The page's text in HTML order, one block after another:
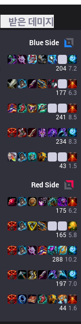
받은 데미지
BlueSide
204 7.2
177 6.3
241 8.5
234 8.3
43 1.5
RedSide
175 6.2
165 5.8
288 10.2
197 7.0
44 1.6